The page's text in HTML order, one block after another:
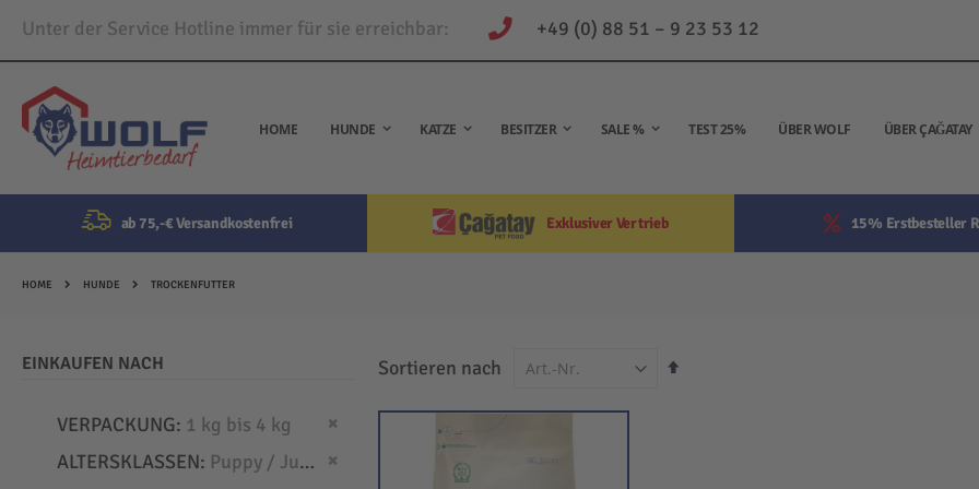
Unter der Service Hotline immer für sie erreichbar: +49 (0) 88 51 – 9 23 53 12
Direkt
zum
Inhalt
HOME HUNDE KATZE BESITZER SALE % TEST 25% ÜBER WOLF ÜBER ÇAĞATAY
ab 75,-€ Versandkostenfrei Exklusiver Vertrieb 15% Erstbesteller
HOME HUNDE TROCKENFUTTER
Sortieren nach
In
EINKAUFEN NACH
VERPACKUNG 1 kg bis 4 kg
ALTERSKLASSEN Puppy / Junior
Dies entfernen